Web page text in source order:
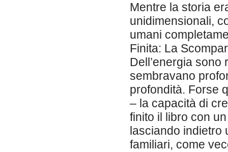
Mentre la storia
unidimensionali,
umani
Finita: La
Dell’energia sono
sembravano
profondità. Forse
– la capacità di
finito il libro con
lasciando indietro
familiari, come